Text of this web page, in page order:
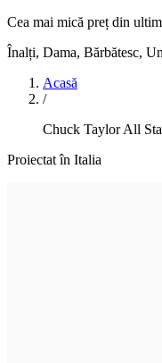
Cea mai mică preț din
Înalți, Dama, Bărbătesc,
Acasă
/
Chuck Taylor All
Proiectat în Italia